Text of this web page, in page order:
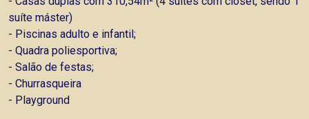
suíte máster)
- Piscinas adulto e infantil;
- Quadra poliesportiva;
- Salão de festas;
- Churrasqueira
- Playground